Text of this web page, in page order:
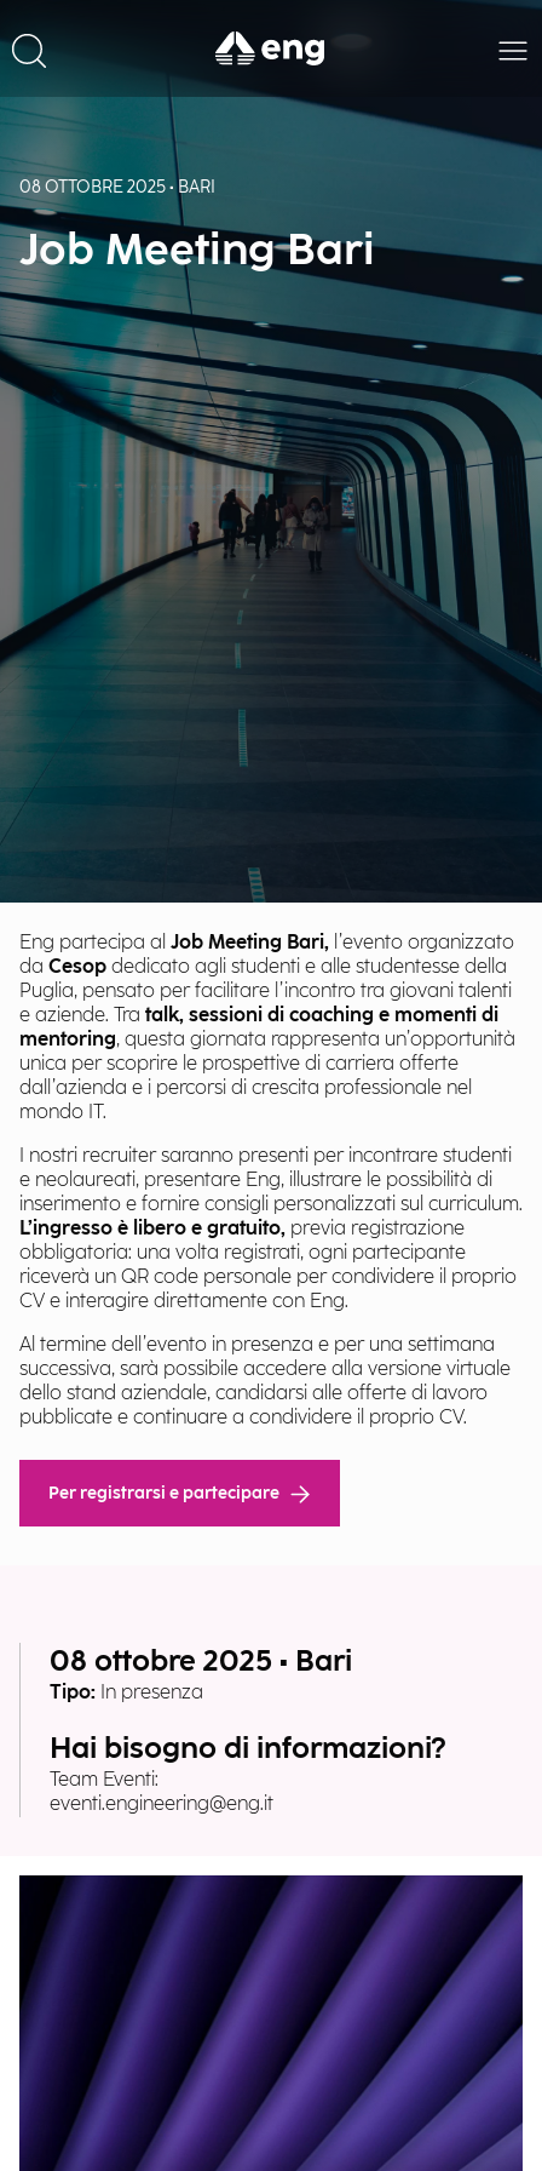
08 OTTOBRE 2025 • BARI
Job Meeting Bari
Eng partecipa al Job Meeting Bari, l’evento organizzato
da Cesop dedicato agli studenti e alle studentesse della
Puglia, pensato per facilitare l’incontro tra giovani talenti
e aziende. Tra talk, sessioni di coaching e momenti di
mentoring, questa giornata rappresenta un’opportunità
unica per scoprire le prospettive di carriera offerte
dall’azienda e i percorsi di crescita professionale nel
mondo IT.
I nostri recruiter saranno presenti per incontrare studenti
e neolaureati, presentare Eng, illustrare le possibilità di
inserimento e fornire consigli personalizzati sul curriculum.
L’ingresso è libero e gratuito, previa registrazione
obbligatoria: una volta registrati, ogni partecipante
riceverà un QR code personale per condividere il proprio
CV e interagire direttamente con Eng.
Al termine dell’evento in presenza e per una settimana
successiva, sarà possibile accedere alla versione virtuale
dello stand aziendale, candidarsi alle offerte di lavoro
pubblicate e continuare a condividere il proprio CV.
Per registrarsi e partecipare
08 ottobre 2025 • Bari
Tipo: In presenza
Hai bisogno di informazioni?
Team Eventi:
eventi.engineering@eng.it